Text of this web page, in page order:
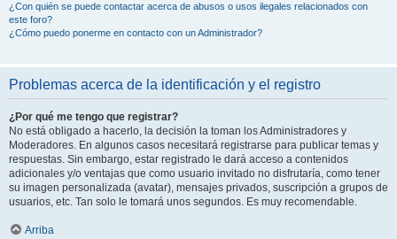
¿Con quién se puede contactar acerca de abusos o usos ilegales relacionados con
este foro?
¿Cómo puedo ponerme en contacto con un Administrador?
Problemas acerca de la identificación y el registro
¿Por qué me tengo que registrar?
No está obligado a hacerlo, la decisión la toman los Administradores y
Moderadores. En algunos casos necesitará registrarse para publicar temas y
respuestas. Sin embargo, estar registrado le dará acceso a contenidos
adicionales y/o ventajas que como usuario invitado no disfrutaría, como tener
su imagen personalizada (avatar), mensajes privados, suscripción a grupos de
usuarios, etc. Tan solo le tomará unos segundos. Es muy recomendable.
Arriba